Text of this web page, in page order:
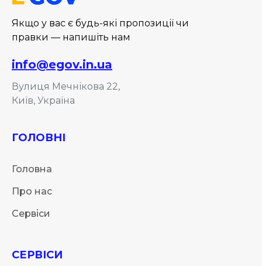
Якщо у вас є будь-які пропозиції чи
правки — напишіть нам
info@egov.in.ua
Вулиця Мечнікова 22,
Київ, Україна
ГОЛОВНІ
Головна
Про нас
Сервіси
СЕРВІСИ